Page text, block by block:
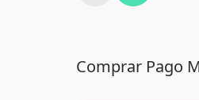
Comprar Pago